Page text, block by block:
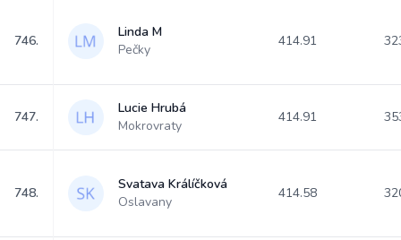
746.
Linda M
Pečky
414.91
747.
Lucie Hrubá
Mokrovraty
414.91
748.
Svatava Králíčková
Oslavany
414.58